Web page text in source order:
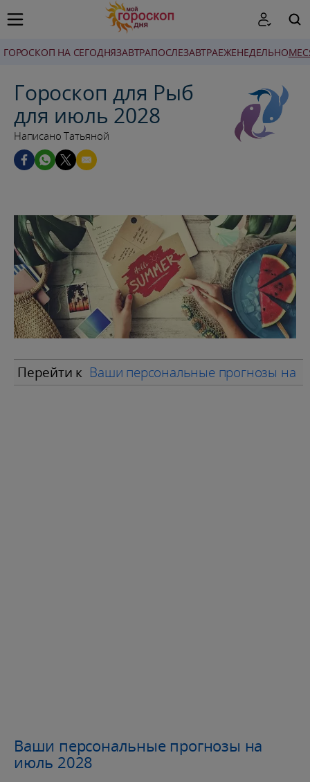
ГОРОСКОП НА СЕГОДНЯЗАВТРАПОСЛЕЗАВТРАЕЖЕНЕДЕЛЬНО
Гороскоп для Рыб
для июль 2028
Написано Татьяной
Перейти к Ваши персональные прогнозы на
Ваши персональные прогнозы на
июль 2028